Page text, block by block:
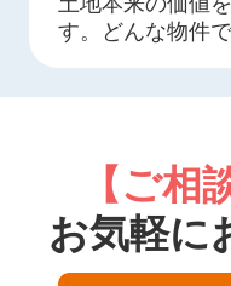
す。どんな物件
【ご相
お気軽に